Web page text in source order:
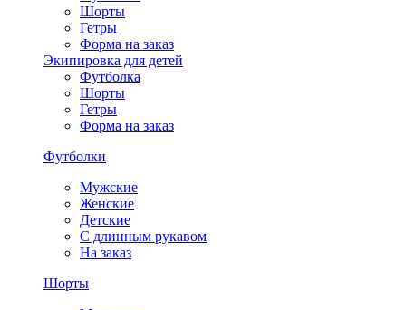
Шорты
Гетры
Форма на заказ
Экипировка для детей
Футболка
Шорты
Гетры
Форма на заказ
Футболки
Мужские
Женские
Детские
С длинным рукавом
На заказ
Шорты